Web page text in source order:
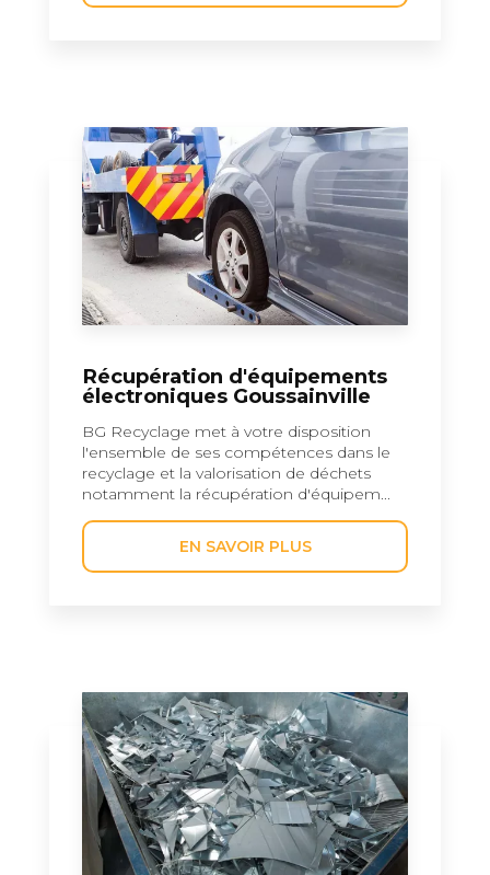
Récupération d'équipements
électroniques Goussainville
BG Recyclage met à votre disposition
l'ensemble de ses compétences dans le
recyclage et la valorisation de déchets
notamment la récupération d'équipem...
EN SAVOIR PLUS